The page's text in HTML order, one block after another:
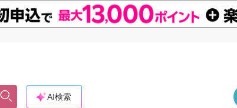
AI検索